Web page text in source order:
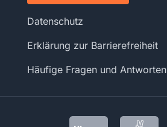
Datenschutz
Erklärung zur Barrierefreiheit
Häufige Fragen und Antworten